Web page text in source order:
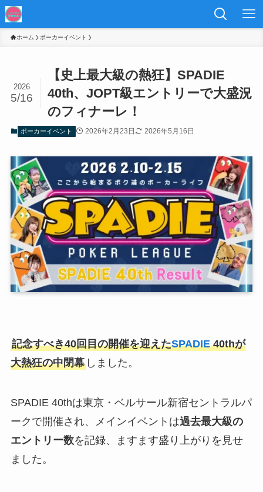
ホーム ポーカーイベント
【史上最大級の熱狂】SPADIE
40th、JOPT級エントリーで大盛況
のフィナーレ！
2026
5/16
ポーカーイベント 2026年2月23日 2026年5月16日
記念すべき40回目の開催を迎えたSPADIE40thが
大熱狂の中閉幕しました。
SPADIE 40thは東京・ベルサール新宿セントラルパ
ークで開催され、メインイベントは過去最大級の
エントリー数を記録、ますます盛り上がりを見せ
ました。